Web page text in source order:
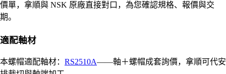
價單，拿順與 NSK 原廠直接對口，為您確認規格、報價與交
期。
適配軸材
本螺帽適配軸材： RS2510A——軸＋螺帽成套詢價，拿順可代安